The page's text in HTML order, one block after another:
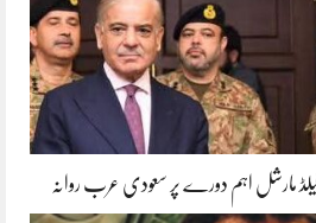
مارشل اہم دورے پر سعودی عرب روانہ